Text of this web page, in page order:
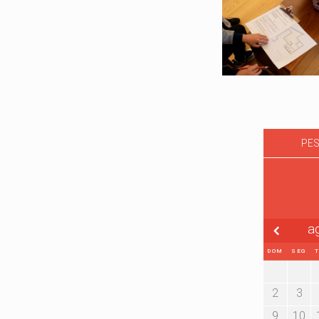
DOM SEG
2
3
9
10